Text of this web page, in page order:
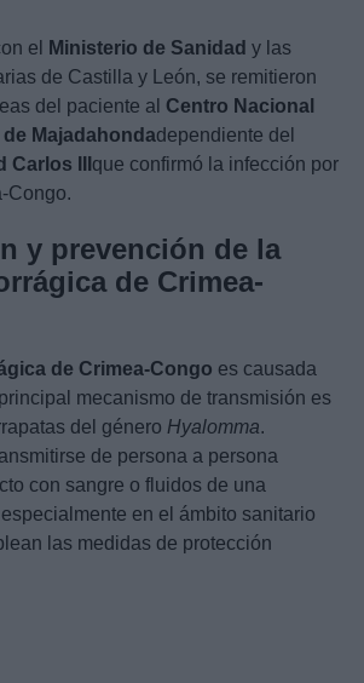
el Ministerio de Sanidad y las
de Castilla y León, se remitieron
del paciente al Centro Nacional
Majadahondadependiente del
Carlos III que confirmó la infección por
Congo.
y prevención de la
de Crimea-
de Crimea-Congo es causada
mecanismo de transmisión es
del género Hyalomma.
de persona a persona
con sangre o fluidos de una
en el ámbito sanitario
las medidas de protección